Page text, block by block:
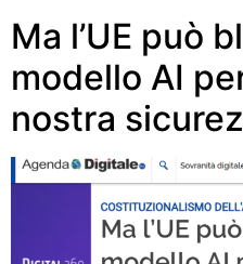
Ma l’UE può
modello AI
nostra